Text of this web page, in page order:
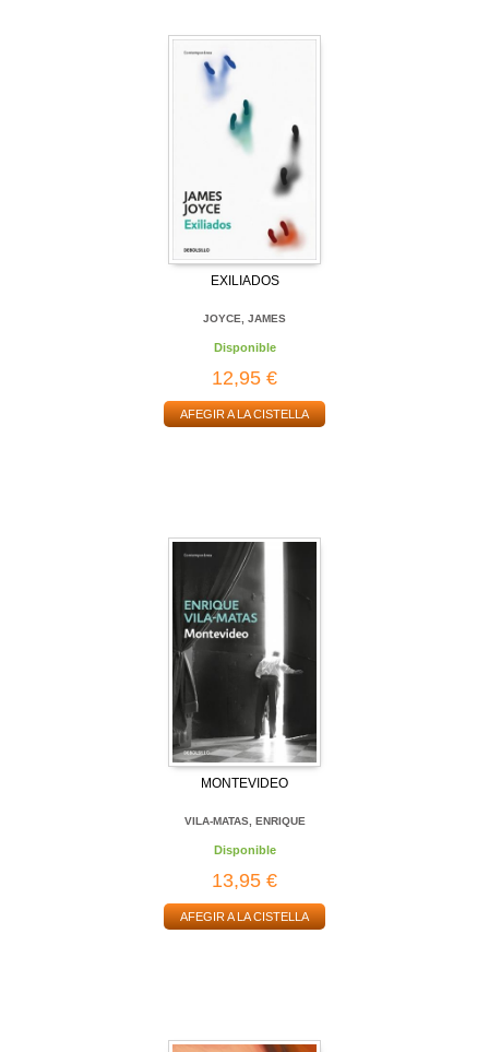
EXILIADOS
JOYCE, JAMES
Disponible
12,95 €
AFEGIR A LA CISTELLA
MONTEVIDEO
VILA-MATAS, ENRIQUE
Disponible
13,95 €
AFEGIR A LA CISTELLA